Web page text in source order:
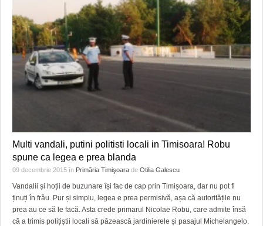
Multi vandali, putini politisti locali in Timisoara! Robu
spune ca legea e prea blanda
09 decembrie 2015 în Primăria Timişoara de Otilia Galescu
Vandalii și hoții de buzunare își fac de cap prin Timișoara, dar nu pot fi
ținuți în frâu. Pur și simplu, legea e prea permisivă, așa că autoritățile nu
prea au ce să le facă. Asta crede primarul Nicolae Robu, care admite însă
că a trimis polițiștii locali să păzească jardinierele și pasajul Michelangelo.